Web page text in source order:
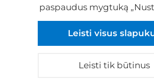
paspaudus mygtuką
Leisti visus
Leisti tik būtinus